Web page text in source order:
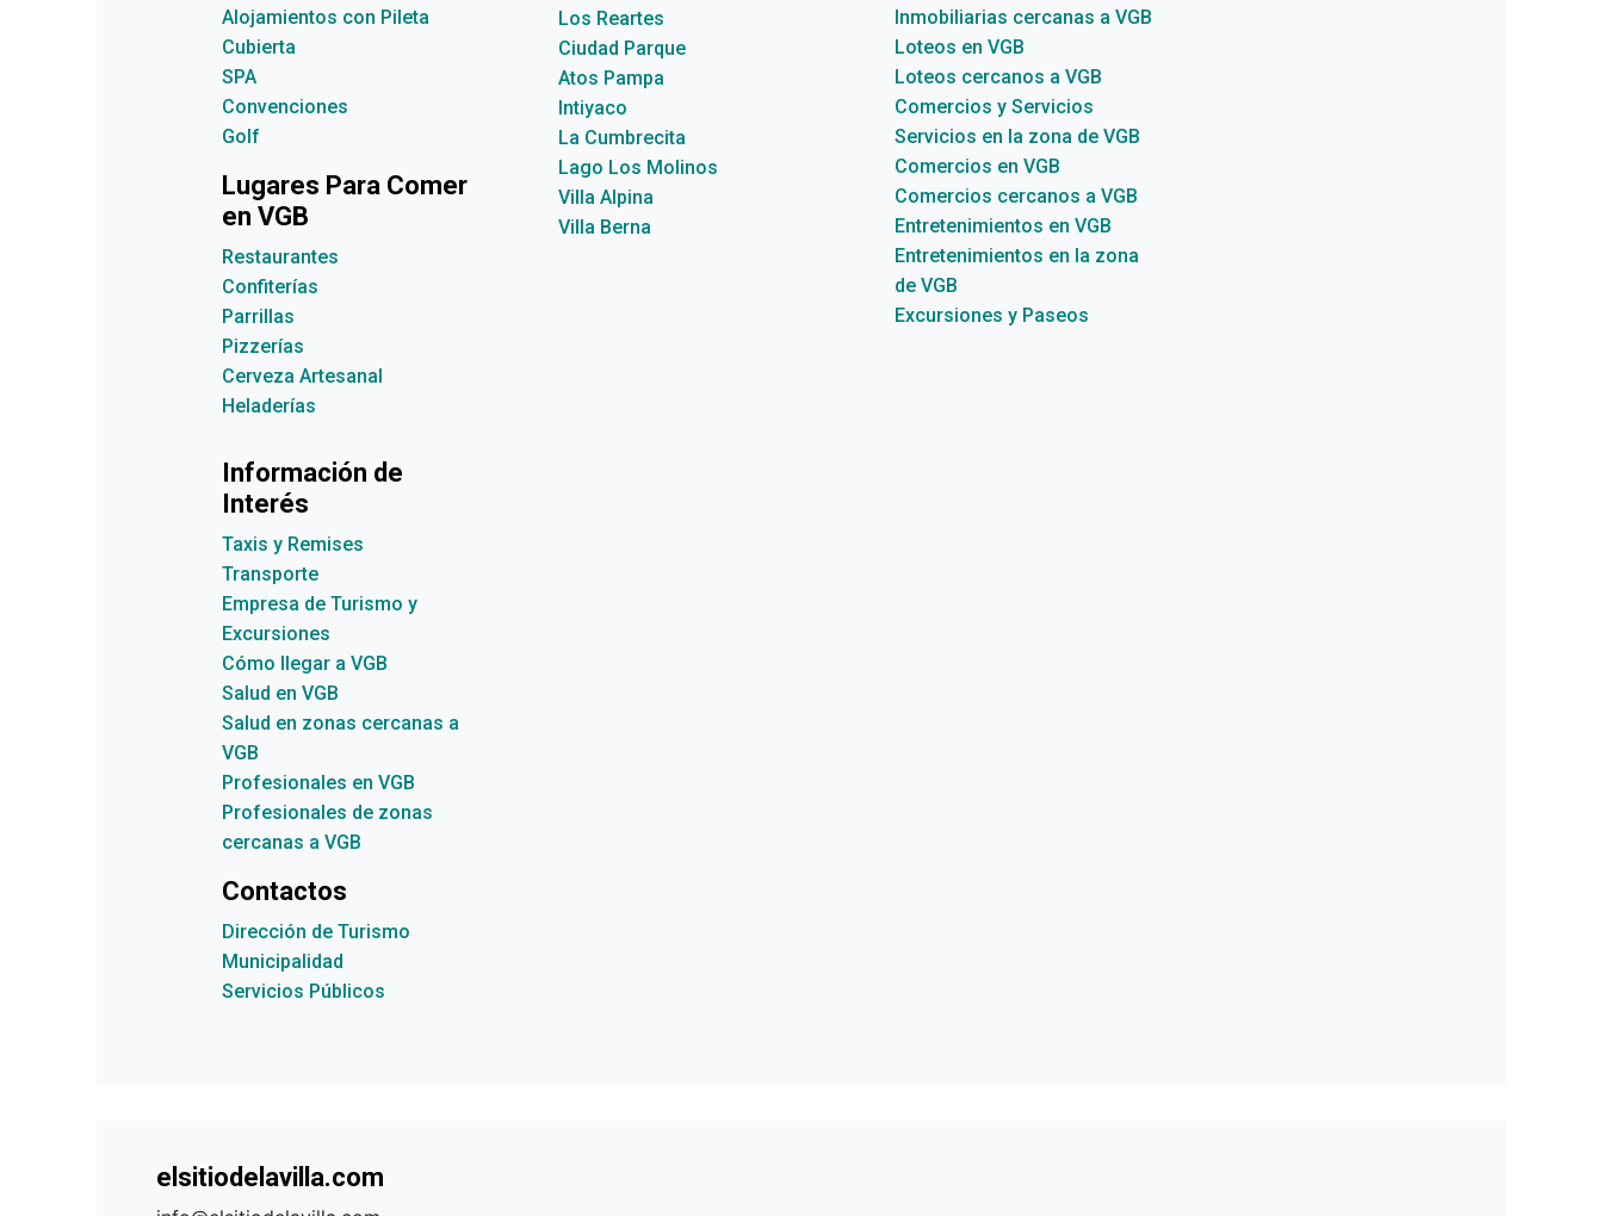
Alojamientos con Pileta
Cubierta
SPA
Convenciones
Golf
Lugares Para Comer
en VGB
Restaurantes
Confiterías
Parrillas
Pizzerías
Cerveza Artesanal
Heladerías
Los Reartes
Ciudad Parque
Atos Pampa
Intiyaco
La Cumbrecita
Lago Los Molinos
Villa Alpina
Villa Berna
Inmobiliarias cercanas a VGB
Loteos en VGB
Loteos cercanos a VGB
Comercios y Servicios
Servicios en la zona de VGB
Comercios en VGB
Comercios cercanos a VGB
Entretenimientos en VGB
Entretenimientos en la zona
de VGB
Excursiones y Paseos
Información de
Interés
Taxis y Remises
Transporte
Empresa de Turismo y
Excursiones
Cómo llegar a VGB
Salud en VGB
Salud en zonas cercanas a
VGB
Profesionales en VGB
Profesionales de zonas
cercanas a VGB
Contactos
Dirección de Turismo
Municipalidad
Servicios Públicos
elsitiodelavilla.com